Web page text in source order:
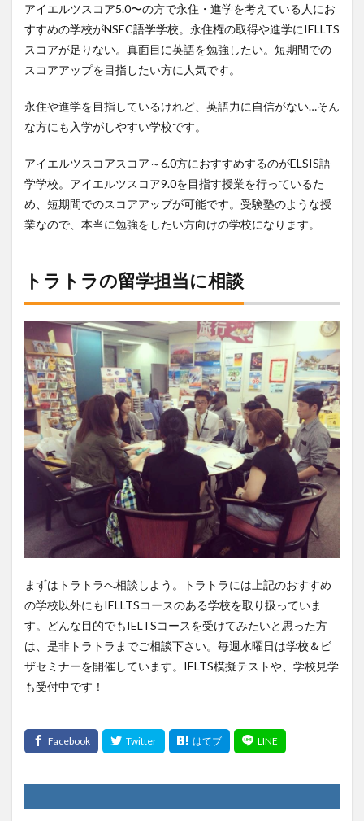
アイエルツスコア5.0〜の方で永住・進学を考えている人にお
すすめの学校がNSEC語学学校。永住権の取得や進学にIELLTS
スコアが足りない。真面目に英語を勉強したい。短期間での
スコアアップを目指したい方に人気です。
永住や進学を目指しているけれど、英語力に自信がない…そん
な方にも入学がしやすい学校です。
アイエルツスコアスコア～6.0方におすすめするのがELSIS語
学学校。アイエルツスコア9.0を目指す授業を行っているた
め、短期間でのスコアアップが可能です。受験塾のような授
業なので、本当に勉強をしたい方向けの学校になります。
トラトラの留学担当に相談
まずはトラトラへ相談しよう。トラトラには上記のおすすめ
の学校以外にもIELLTSコースのある学校を取り扱っていま
す。どんな目的でもIELTSコースを受けてみたいと思った方
は、是非トラトラまでご相談下さい。毎週水曜日は学校＆ビ
ザセミナーを開催しています。IELTS模擬テストや、学校見学
も受付中です！